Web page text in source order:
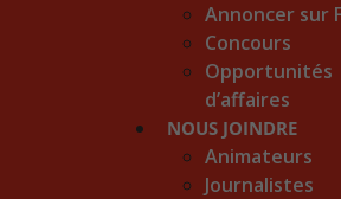
Annoncer sur
Concours
Opportunités
d’affaires
NOUS JOINDRE
Animateurs
Journalistes